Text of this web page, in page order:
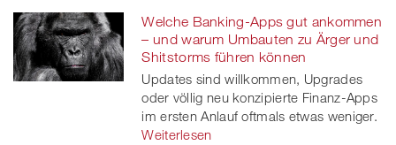
Welche Banking-Apps gut ankommen
– und warum Umbauten zu Ärger und
Shitstorms führen können
Updates sind willkommen, Upgrades
oder völlig neu konzipierte Finanz-Apps
im ersten Anlauf oftmals etwas weniger.
Weiterlesen